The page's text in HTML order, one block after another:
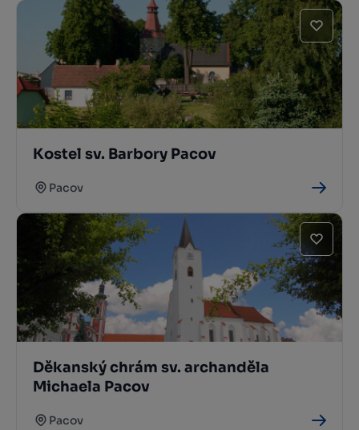
Kostel sv. Barbory Pacov
Pacov
Děkanský chrám sv. archanděla
Michaela Pacov
Pacov